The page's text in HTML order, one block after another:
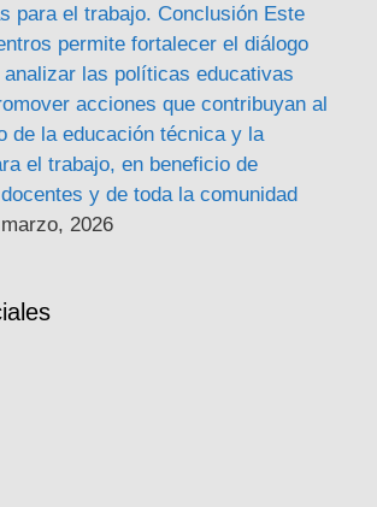
para el trabajo. Conclusión Este
permite fortalecer el diálogo
las políticas educativas
acciones que contribuyan al
de la educación técnica y la
el trabajo, en beneficio de
y de toda la comunidad
2026